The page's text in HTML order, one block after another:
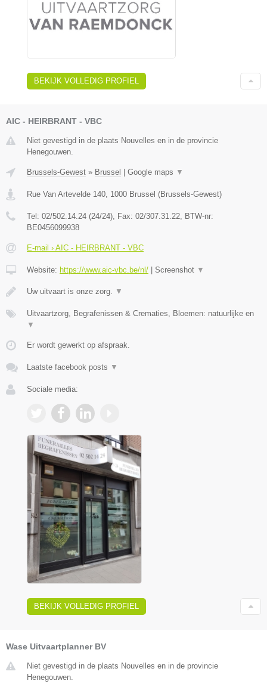
BEKIJK VOLLEDIG PROFIEL
AIC - HEIRBRANT - VBC
Niet gevestigd in de plaats Nouvelles en in de provincie
Henegouwen.
Brussels-Gewest » Brussel Google maps ▼
Rue Van Artevelde 140, 1000 Brussel (Brussels-Gewest)
Tel: 02/502.14.24 (24/24), Fax: 02/307.31.22, BTW-nr:
BE0456099938
E-mail › AIC - HEIRBRANT - VBC
Website: https://www.aic-vbc.be/nl/ Screenshot ▼
Uw uitvaart is onze zorg. ▼
Uitvaartzorg, Begrafenissen & Crematies, Bloemen: natuurlijke en
▼
Er wordt gewerkt op afspraak.
Laatste facebook posts ▼
Sociale media:
BEKIJK VOLLEDIG PROFIEL
Wase Uitvaartplanner BV
Niet gevestigd in de plaats Nouvelles en in de provincie
Henegouwen.